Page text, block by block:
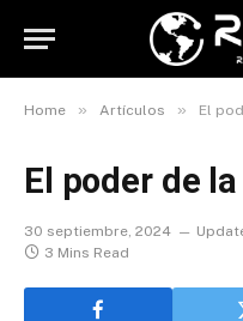
Home » Artículos » El
El poder de
30 septiembre, 2024
3 Mins Read